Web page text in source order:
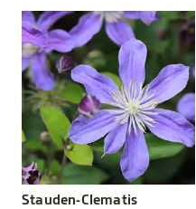
Stauden-Clematis